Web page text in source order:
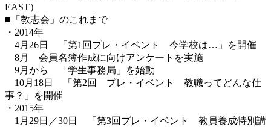
EAST）
■「教志会」のこれまで
・2014年
4月26日 「第1回プレ・イベント 今学校は…」を開催
8月 会員名簿作成に向けアンケートを実施
9月から 「学生事務局」を始動
10月18日 「第2回 プレ・イベント 教職ってどんな仕
事？」を開催
・2015年
1月29日／30日 「第3回プレ・イベント 教員養成特別講